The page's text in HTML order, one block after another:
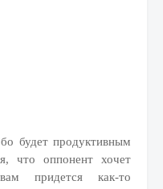
будет продуктивным
что оппонент хочет
придется как-то